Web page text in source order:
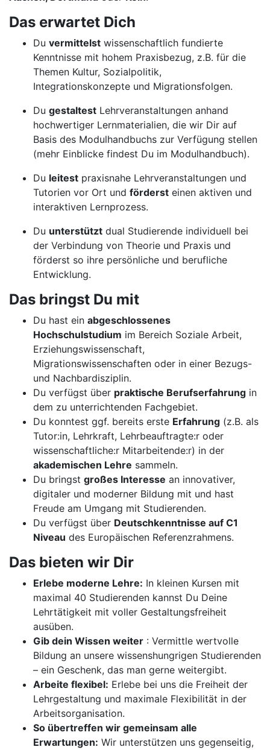
Das erwartet Dich
Du vermittelst wissenschaftlich fundierte
Kenntnisse mit hohem Praxisbezug, z.B. für die
Themen Kultur, Sozialpolitik,
Integrationskonzepte und Migrationsfolgen.
Du gestaltest Lehrveranstaltungen anhand
hochwertiger Lernmaterialien, die wir Dir auf
Basis des Modulhandbuchs zur Verfügung stellen
(mehr Einblicke findest Du im Modulhandbuch).
Du leitest praxisnahe Lehrveranstaltungen und
Tutorien vor Ort und förderst einen aktiven und
interaktiven Lernprozess.
Du unterstützt dual Studierende individuell bei
der Verbindung von Theorie und Praxis und
förderst so ihre persönliche und berufliche
Entwicklung.
Das bringst Du mit
Du hast ein abgeschlossenes
Hochschulstudium im Bereich Soziale Arbeit,
Erziehungswissenschaft,
Migrationswissenschaften oder in einer Bezugs-
und Nachbardisziplin.
Du verfügst über praktische Berufserfahrung in
dem zu unterrichtenden Fachgebiet.
Du konntest ggf. bereits erste Erfahrung (z.B. als
Tutor:in, Lehrkraft, Lehrbeauftragte:r oder
wissenschaftliche:r Mitarbeitende:r) in der
akademischen Lehre sammeln.
Du bringst großes Interesse an innovativer,
digitaler und moderner Bildung mit und hast
Freude am Umgang mit Studierenden.
Du verfügst über Deutschkenntnisse auf C1
Niveau des Europäischen Referenzrahmens.
Das bieten wir Dir
Erlebe moderne Lehre: In kleinen Kursen mit
maximal 40 Studierenden kannst Du Deine
Lehrtätigkeit mit voller Gestaltungsfreiheit
ausüben.
Gib dein Wissen weiter : Vermittle wertvolle
Bildung an unsere wissenshungrigen Studierenden
– ein Geschenk, das man gerne weitergibt.
Arbeite flexibel: Erlebe bei uns die Freiheit der
Lehrgestaltung und maximale Flexibilität in der
Arbeitsorganisation.
So übertreffen wir gemeinsam alle
Erwartungen: Wir unterstützen uns gegenseitig,